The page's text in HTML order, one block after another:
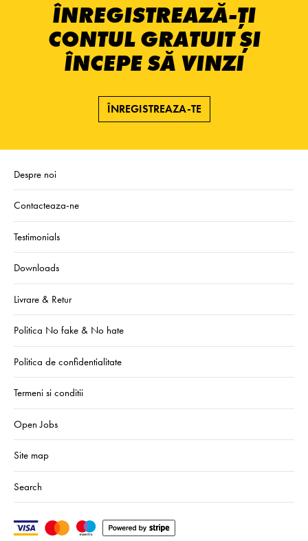
ÎNREGISTREAZĂ-ȚI
CONTUL GRATUIT ȘI
ÎNCEPE SĂ VINZI
ÎNREGISTREAZA-TE
Despre noi
Contacteaza-ne
Testimonials
Downloads
Livrare & Retur
Politica No fake & No hate
Politica de confidentialitate
Termeni si conditii
Open Jobs
Site map
Search